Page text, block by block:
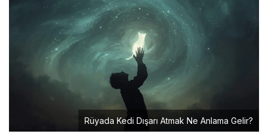
Rüyada Kedi Dışarı Atmak Ne Anlama Gelir?